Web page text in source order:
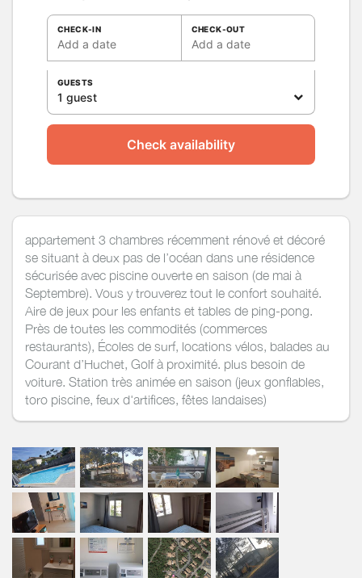
CHECK-IN
Add a date
CHECK-OUT
Add a date
GUESTS
1 guest
Check availability
appartement 3 chambres récemment rénové et décoré
se situant à deux pas de l’océan dans une résidence
sécurisée avec piscine ouverte en saison (de mai à
Septembre). Vous y trouverez tout le confort souhaité.
Aire de jeux pour les enfants et tables de ping-pong.
Près de toutes les commodités (commerces
restaurants), Écoles de surf, locations vélos, balades au
Courant d’Huchet, Golf à proximité. plus besoin de
voiture. Station très animée en saison (jeux gonflables,
toro piscine, feux d'artifices, fêtes landaises)